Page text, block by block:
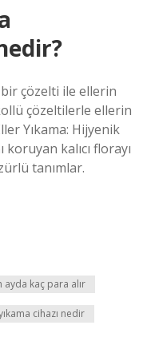
çözelti ile ellerin
çözeltilerle ellerin
Yıkama: Hijyenik
koruyan kalıcı florayı
tanımlar.
ayda kaç para alır
cihazı nedir